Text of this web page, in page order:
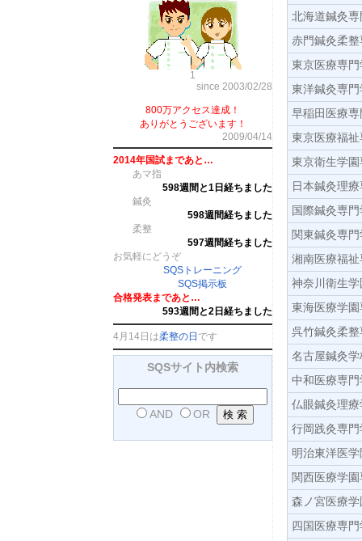
1
since 2003/02/28
800万アクセス達成！
ありがとうございます！
2009/04/14
2014年国試まであと…
あマ指
598週間と1日経ちました
鍼灸
598週間経ちました
柔整
597週間経ちました
お気軽にどうぞ
SQSトレーニング
SQS掲示板
合格発表まであと…
593週間と2日経ちました
4月14日は柔整の日 です
SQSサイト内検索
AND OR
北海道鍼灸専
赤門鍼灸柔
東京医療専門
東洋鍼灸専門
早稲田医療専
東京医療福
東京衛生学
日本鍼灸理
国際鍼灸専
関東鍼灸専門
湘南医療福
神奈川衛生
東海医療学
呉竹鍼灸柔
名古屋鍼灸学
中和医療専門
仏眼鍼灸理療
行岡践灸専門
明治東洋医
関西医療学
森ノ宮医療
四国医療専門